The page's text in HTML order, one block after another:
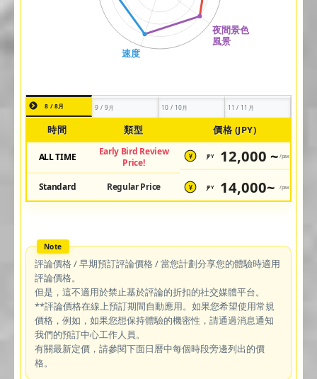
8 / 8月 9 / 9月 10 / 10月 11 / 11月
時間 類型 價格 (JPY)
ALL TIME
Early Bird Review
Price!
¥ JPY 12,000 ~ /pax
Standard Regular Price ¥ JPY 14,000~ /pax
評論價格 / 早期預訂評論價格 / 當您計劃分享您的體驗時適用
評論價格。
但是，這不適用於禁止基於評論的折扣的社交媒體平台。
**評論價格在線上預訂期間自動應用。如果您希望使用常規
價格，例如，如果您想保持體驗的機密性，請通過消息通知
我們的預訂中心工作人員。
有關最新定價，請參閱下面日曆中每個時段旁邊列出的價
格。